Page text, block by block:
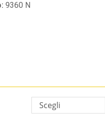
9360 N
Scegli